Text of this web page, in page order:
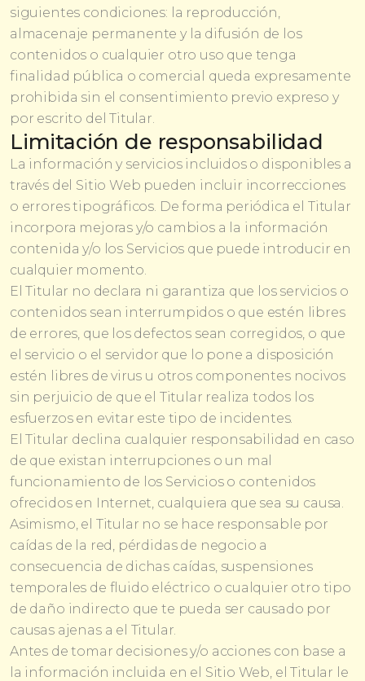
siguientes condiciones: la reproducción,
almacenaje permanente y la difusión de los
contenidos o cualquier otro uso que tenga
finalidad pública o comercial queda expresamente
prohibida sin el consentimiento previo expreso y
por escrito del Titular.
Limitación de responsabilidad
La información y servicios incluidos o disponibles a
través del Sitio Web pueden incluir incorrecciones
o errores tipográficos. De forma periódica el Titular
incorpora mejoras y/o cambios a la información
contenida y/o los Servicios que puede introducir en
cualquier momento.
El Titular no declara ni garantiza que los servicios o
contenidos sean interrumpidos o que estén libres
de errores, que los defectos sean corregidos, o que
el servicio o el servidor que lo pone a disposición
estén libres de virus u otros componentes nocivos
sin perjuicio de que el Titular realiza todos los
esfuerzos en evitar este tipo de incidentes.
El Titular declina cualquier responsabilidad en caso
de que existan interrupciones o un mal
funcionamiento de los Servicios o contenidos
ofrecidos en Internet, cualquiera que sea su causa.
Asimismo, el Titular no se hace responsable por
caídas de la red, pérdidas de negocio a
consecuencia de dichas caídas, suspensiones
temporales de fluido eléctrico o cualquier otro tipo
de daño indirecto que te pueda ser causado por
causas ajenas a el Titular.
Antes de tomar decisiones y/o acciones con base a
la información incluida en el Sitio Web, el Titular le